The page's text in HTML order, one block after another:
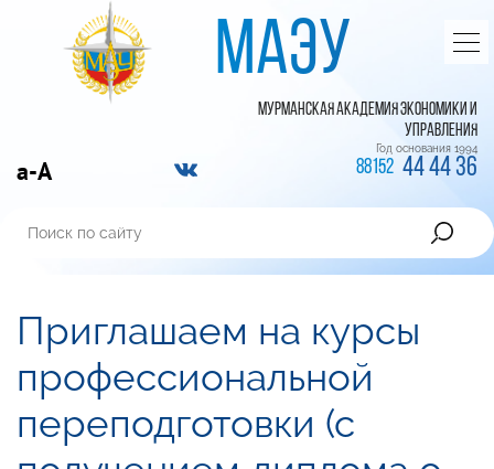
МАЭУ
МУРМАНСКАЯ АКАДЕМИЯ ЭКОНОМИКИ И
УПРАВЛЕНИЯ
Год основания 1994
a-A 88152 44 44 36
Приглашаем на курсы
профессиональной
переподготовки (с